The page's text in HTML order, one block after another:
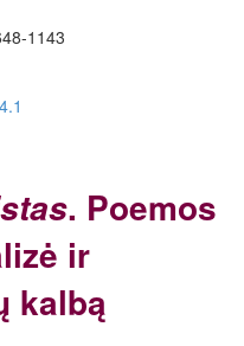
1143
. Poemos
ir
kalbą